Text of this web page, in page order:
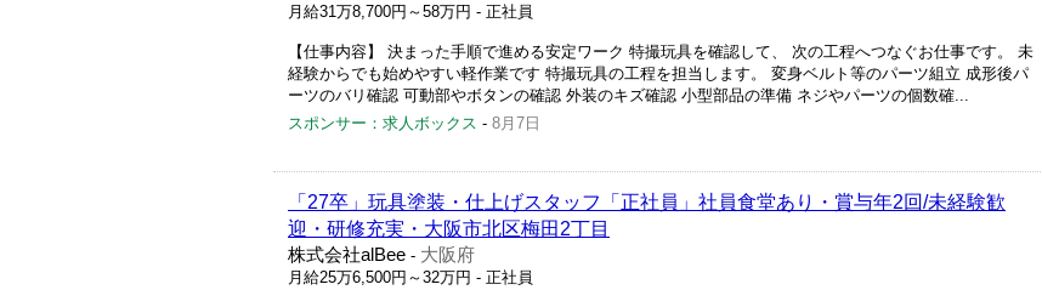
月給31万8,700円～58万円 - 正社員
【仕事内容】 決まった手順で進める安定ワーク 特撮玩具を確認して、 次の工程へつなぐお仕事です。 未
経験からでも始めやすい軽作業です 特撮玩具の工程を担当します。 変身ベルト等のパーツ組立 成形後パ
ーツのバリ確認 可動部やボタンの確認 外装のキズ確認 小型部品の準備 ネジやパーツの個数確...
スポンサー：求人ボックス - 8月7日
「27卒」玩具塗装・仕上げスタッフ「正社員」社員食堂あり・賞与年2回/未経験歓
迎・研修充実・大阪市北区梅田2丁目
株式会社alBee - 大阪府
月給25万6,500円～32万円 - 正社員